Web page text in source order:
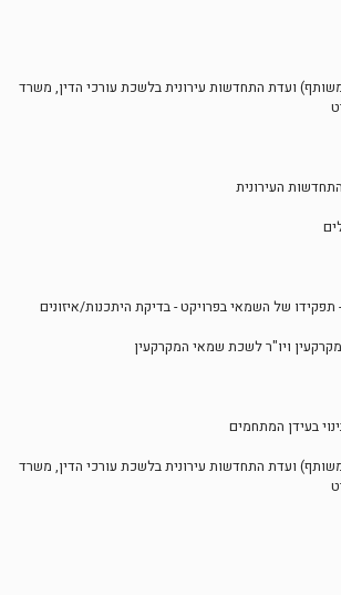
ועדת התחדשות עירונית בלשכת עורכי הדין, משרד
העירונית
ויו"ר לשכת שמאי המקרקעין
בעידן המתחמים
ועדת התחדשות עירונית בלשכת עורכי הדין, משרד